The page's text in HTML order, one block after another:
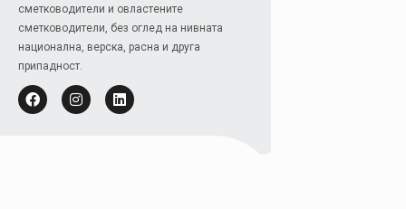
сметководители и овластените
сметководители, без оглед на нивната
национална, верска, расна и друга
припадност.